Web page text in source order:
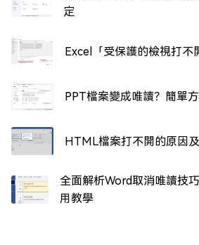
定
Excel「受保護的檢視打不
PPT檔案變成唯讀？簡單
HTML檔案打不開的原因
全面解析Word取消唯讀技
用教學